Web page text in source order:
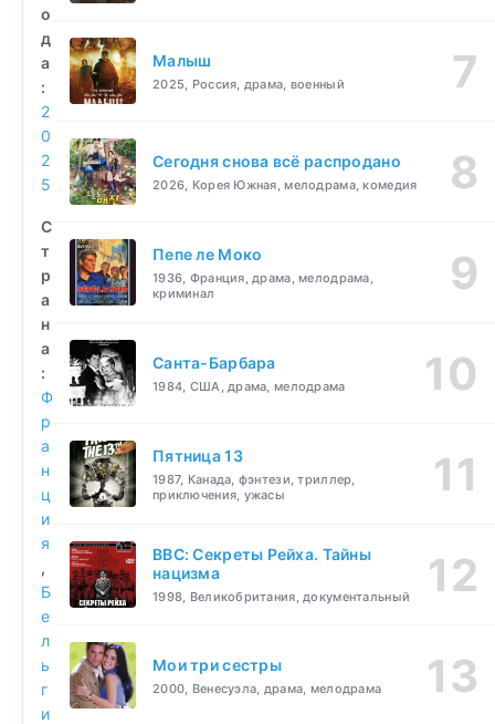
о
д
а
:
2
0
2
5
С
т
р
а
н
а
:
Ф
р
а
н
ц
и
я
,
Б
е
л
ь
г
и
Малыш
2025, Россия, драма, военный
Сегодня снова всё распродано
2026, Корея Южная, мелодрама, комедия
Пепе ле Моко
1936, Франция, драма, мелодрама,
криминал
Санта-Барбара
1984, США, драма, мелодрама
Пятница 13
1987, Канада, фэнтези, триллер,
приключения, ужасы
BBC: Секреты Рейха. Тайны
нацизма
1998, Великобритания, документальный
Мои три сестры
2000, Венесуэла, драма, мелодрама